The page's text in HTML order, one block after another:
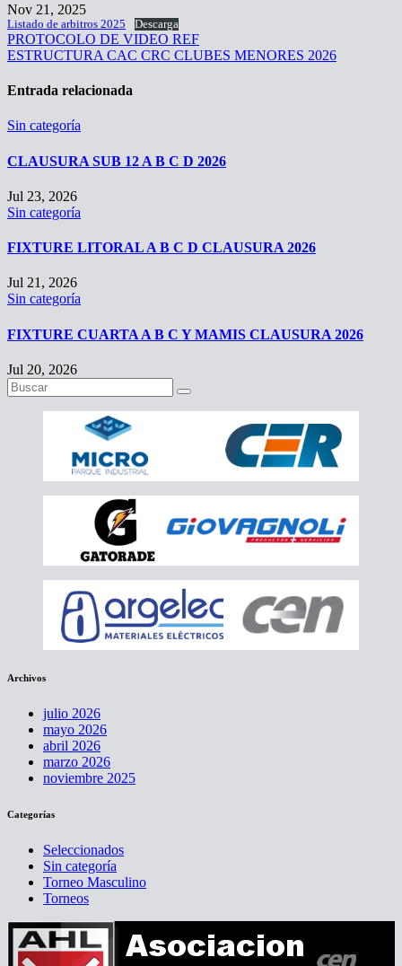
Nov 21, 2025
Listado de arbitros 2025 Descarga
Navegación
de
entradas
PROTOCOLO DE VIDEO REF
ESTRUCTURA CAC CRC CLUBES MENORES 2026
Entrada relacionada
Sin categoría
CLAUSURA SUB 12 A B C D 2026
Jul 23, 2026
Sin categoría
FIXTURE LITORAL A B C D CLAUSURA 2026
Jul 21, 2026
Sin categoría
FIXTURE CUARTA A B C Y MAMIS CLAUSURA 2026
Jul 20, 2026
Archivos
julio 2026
mayo 2026
abril 2026
marzo 2026
noviembre 2025
Categorías
Seleccionados
Sin categoría
Torneo Masculino
Torneos